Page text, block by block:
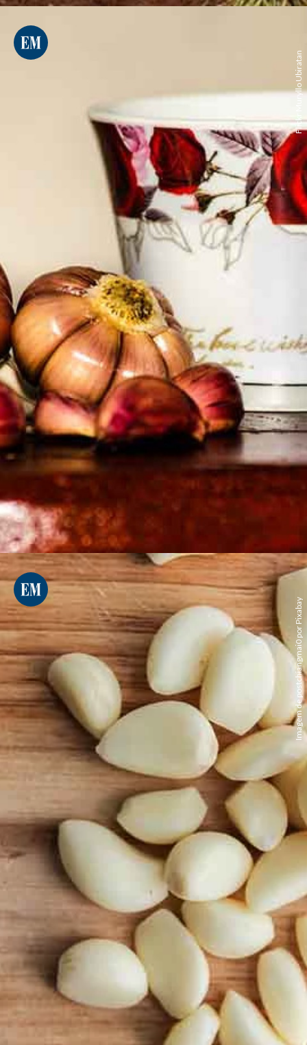
Flickr Muryllo Ubiratan
Imagem de postchiangmai0 por Pixabay